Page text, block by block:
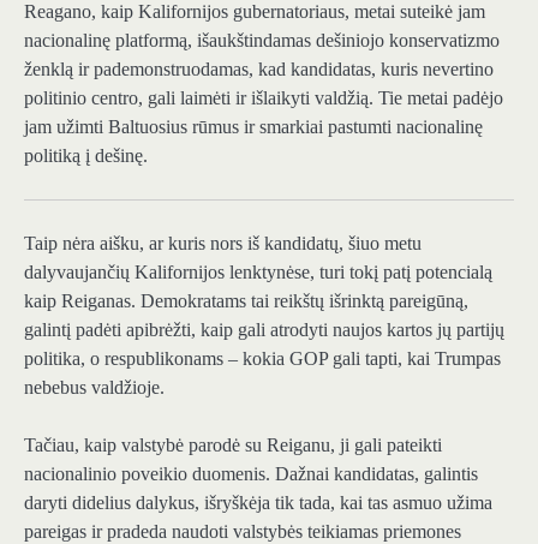
Reagano, kaip Kalifornijos gubernatoriaus, metai suteikė jam
nacionalinę platformą, išaukštindamas dešiniojo konservatizmo
ženklą ir pademonstruodamas, kad kandidatas, kuris nevertino
politinio centro, gali laimėti ir išlaikyti valdžią. Tie metai padėjo
jam užimti Baltuosius rūmus ir smarkiai pastumti nacionalinę
politiką į dešinę.
Taip nėra aišku, ar kuris nors iš kandidatų, šiuo metu
dalyvaujančių Kalifornijos lenktynėse, turi tokį patį potencialą
kaip Reiganas. Demokratams tai reikštų išrinktą pareigūną,
galintį padėti apibrėžti, kaip gali atrodyti naujos kartos jų partijų
politika, o respublikonams – kokia GOP gali tapti, kai Trumpas
nebebus valdžioje.
Tačiau, kaip valstybė parodė su Reiganu, ji gali pateikti
nacionalinio poveikio duomenis. Dažnai kandidatas, galintis
daryti didelius dalykus, išryškėja tik tada, kai tas asmuo užima
pareigas ir pradeda naudoti valstybės teikiamas priemones